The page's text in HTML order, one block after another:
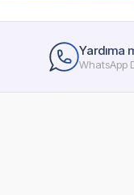
Yardıma
WhatsApp